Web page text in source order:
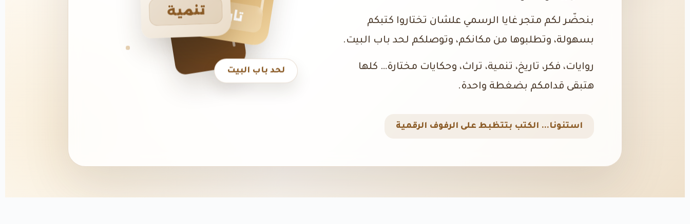
بنحضّر لكم متجر غايا الرسمي علشان تختاروا كتبكم
بسهولة، وتطلبوها من مكانكم، وتوصلكم لحد باب البيت.
روايات، فكر، تاريخ، تنمية، تراث، وحكايات مختارة… كلها
هتبقى قدامكم بضغطة واحدة.
استنونا… الكتب بتتظبط على الرفوف الرقمية
لحد باب البيت
تاريخ تنمية